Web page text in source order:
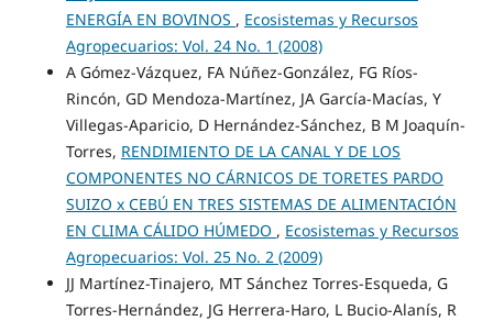
ENERGÍA EN BOVINOS , Ecosistemas y Recursos
Agropecuarios: Vol. 24 No. 1 (2008)
A Gómez-Vázquez, FA Núñez-González, FG Ríos-
Rincón, GD Mendoza-Martínez, JA García-Macías, Y
Villegas-Aparicio, D Hernández-Sánchez, B M Joaquín-
Torres, RENDIMIENTO DE LA CANAL Y DE LOS
COMPONENTES NO CÁRNICOS DE TORETES PARDO
SUIZO x CEBÚ EN TRES SISTEMAS DE ALIMENTACIÓN
EN CLIMA CÁLIDO HÚMEDO , Ecosistemas y Recursos
Agropecuarios: Vol. 25 No. 2 (2009)
JJ Martínez-Tinajero, MT Sánchez Torres-Esqueda, G
Torres-Hernández, JG Herrera-Haro, L Bucio-Alanís, R